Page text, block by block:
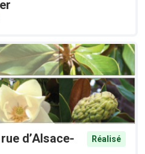
d’Alsace-
Réalisé